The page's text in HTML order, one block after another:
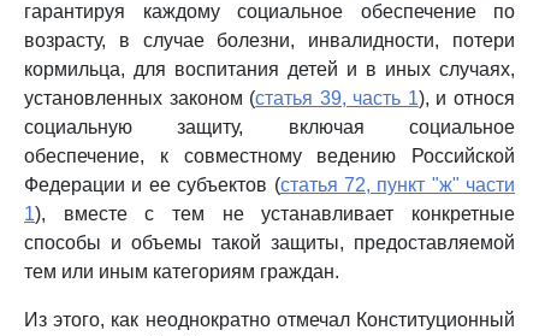
гарантируя каждому социальное обеспечение по
возрасту, в случае болезни, инвалидности, потери
кормильца, для воспитания детей и в иных случаях,
установленных законом (статья 39, часть 1), и относя
социальную защиту, включая социальное
обеспечение, к совместному ведению Российской
Федерации и ее субъектов (статья 72, пункт "ж" части
1), вместе с тем не устанавливает конкретные
способы и объемы такой защиты, предоставляемой
тем или иным категориям граждан.
Из этого, как неоднократно отмечал Конституционный